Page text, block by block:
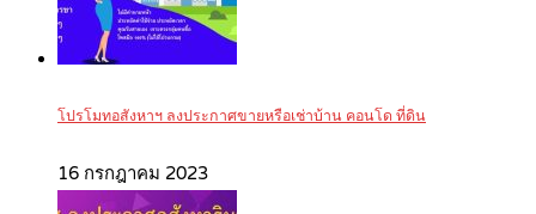
โปรโมทอสังหาฯ ลงประกาศขายหรือเช่าบ้าน คอนโด ที่ดิน
16 กรกฎาคม 2023